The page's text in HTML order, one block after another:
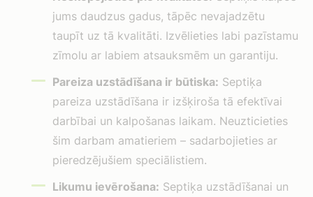
jums daudzus gadus, tāpēc nevajadzētu
taupīt uz tā kvalitāti. Izvēlieties labi pazīstamu
zīmolu ar labiem atsauksmēm un garantiju.
Pareiza uzstādīšana ir būtiska: Septiķa
pareiza uzstādīšana ir izšķiroša tā efektīvai
darbībai un kalpošanas laikam. Neuzticieties
šim darbam amatieriem – sadarbojieties ar
pieredzējušiem speciālistiem.
Likumu ievērošana: Septiķa uzstādīšanai un